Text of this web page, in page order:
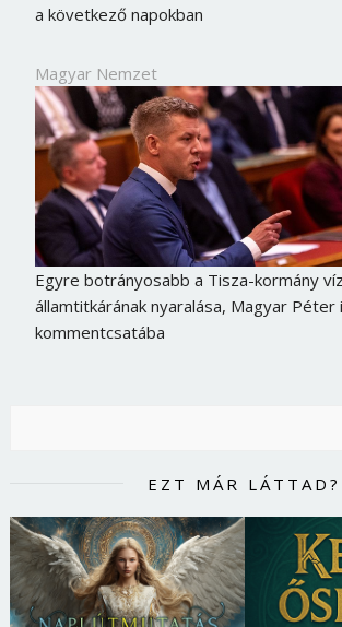
a következő napokban
Magyar Nemzet
Egyre botrányosabb a Tisza-kormány
államtitkárának nyaralása, Magyar Péter
kommentcsatába
EZT MÁR LÁTTAD?